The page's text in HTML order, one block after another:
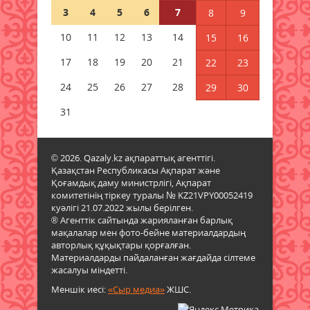
байланысты ескерту жасалды
Бұршақ, дауыл: Еліміздің 16
өңірінде дауылды ескерту
жарияланды
Синоптиктер Қазақстанның екі
қаласында ауа сапасы
нашарлауы мүмкін екенін
ескертті
06 тамыз 2026 ж. 83
Қазақстандықтар тамызда ең
жарқын жұлдыз жаууын
3
4 5 6 7 8
9
10
11 12 13 14 15
16
17
18 19 20 21 22
23
24
25 26 27 28 29
30
31
© 2026. Qazaly.kz ақпараттық агенттігі.
Қазақстан Республикасы Ақпарат және
Қоғамдық даму министрлігі, Ақпарат
комитетінің тіркеу туралы № KZ21VPY00052419
куәлігі 21.07.2022 жылы берілген.
® Агенттік сайтында жарияланған барлық
мақалалар мен фото-бейне материалдардың
авторлық құқықтары қорғалған.
Материалдарды пайдаланған жағдайда сілтеме
жасалуы міндетті.
Меншік иесі:«Сыр медиа»ЖШС.